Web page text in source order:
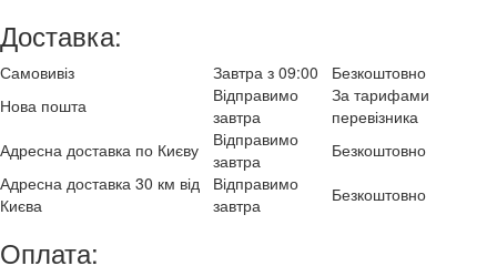
Доставка:
Самовивіз Завтра з 09:00
Безкоштовно
Нова пошта
Відправимо
завтра
За тарифами
перевізника
Адресна доставка по Києву
Відправимо
завтра
Безкоштовно
Адресна доставка 30 км від
Києва
Відправимо
завтра
Безкоштовно
Оплата: